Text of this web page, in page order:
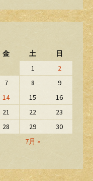
金 土 日
7月 »
1
2
7 8
9
14 15
16
21 22
23
28 29 30